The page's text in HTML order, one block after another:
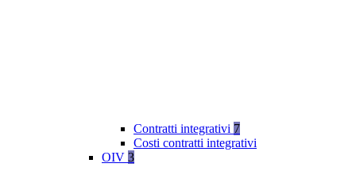
Contratti integrativi 7
Costi contratti integrativi
OIV 3